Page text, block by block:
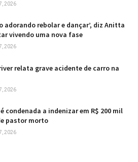
2026
adorando rebolar e dançar’, diz Anitta
vivendo uma nova fase
2026
relata grave acidente de carro na
2026
condenada a indenizar em R$ 200 mil
pastor morto
2026